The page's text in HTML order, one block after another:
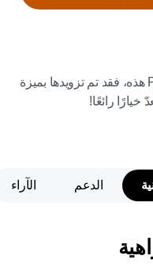
استمتع بصور زاهية على شاشة Philips هذه، فقد تم تزويدها بميزة
الدعم الآراء